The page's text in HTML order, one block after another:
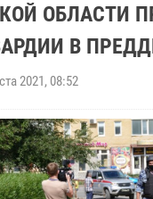
ОБЛАСТИ
В
2021, 08:52